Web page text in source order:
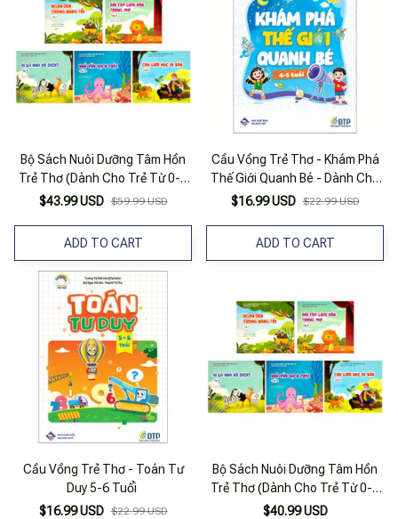
Bộ Sách Nuôi Dưỡng Tâm Hồn
Trẻ Thơ (Dành Cho Trẻ Từ 0-6
Tuổi) (Bộ 5 Cuốn) (Tái Bản
$43.99 USD $59.99 USD
ADD TO CART
Cầu Vồng Trẻ Thơ - Khám Phá
Thế Giới Quanh Bé - Dành Cho
Trẻ 4-5 Tuổi
$16.99 USD $22.99 USD
ADD TO CART
Cầu Vồng Trẻ Thơ - Toán Tư
Duy 5-6 Tuổi
$16.99 USD $22.99 USD
Bộ Sách Nuôi Dưỡng Tâm Hồn
Trẻ Thơ (Dành Cho Trẻ Từ 0-6
Tuổi) (Bộ 5 Cuốn) (Tái Bản
$40.99 USD